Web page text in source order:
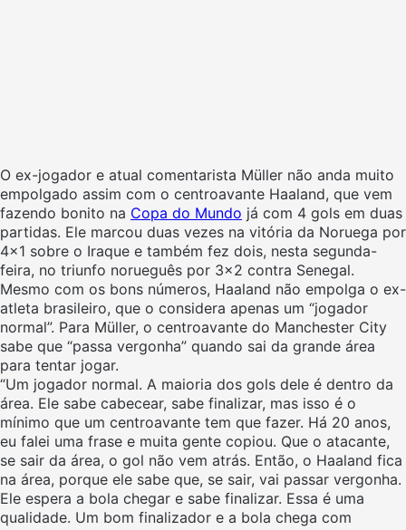
O ex-jogador e atual comentarista Müller não anda muito
empolgado assim com o centroavante Haaland, que vem
fazendo bonito na Copa do Mundo já com 4 gols em duas
partidas. Ele marcou duas vezes na vitória da Noruega por
4×1 sobre o Iraque e também fez dois, nesta segunda-
feira, no triunfo norueguês por 3×2 contra Senegal.
Mesmo com os bons números, Haaland não empolga o ex-
atleta brasileiro, que o considera apenas um “jogador
normal”. Para Müller, o centroavante do Manchester City
sabe que “passa vergonha” quando sai da grande área
para tentar jogar.
“Um jogador normal. A maioria dos gols dele é dentro da
área. Ele sabe cabecear, sabe finalizar, mas isso é o
mínimo que um centroavante tem que fazer. Há 20 anos,
eu falei uma frase e muita gente copiou. Que o atacante,
se sair da área, o gol não vem atrás. Então, o Haaland fica
na área, porque ele sabe que, se sair, vai passar vergonha.
Ele espera a bola chegar e sabe finalizar. Essa é uma
qualidade. Um bom finalizador e a bola chega com